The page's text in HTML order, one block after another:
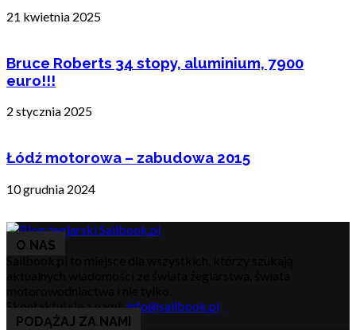
21 kwietnia 2025
Bruce Roberts 34 stopy, aluminium, 7900
euro!!!
2 stycznia 2025
Łódź motorowa – zabudowa 2015
10 grudnia 2024
O NAS
Sailbook.pl to miejsce dla wszystkich, którzy szukają
Skontaktuj się z nami: info@sailbook.pl
PODĄŻAJ ZA NAMI